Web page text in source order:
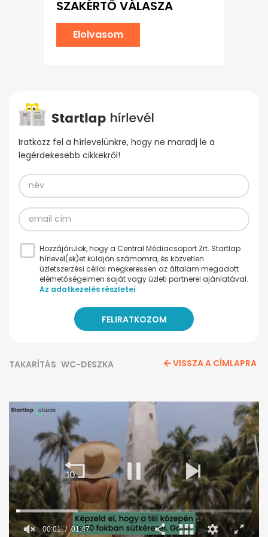
SZAKÉRTŐ VÁLASZA
Elolvasom
Iratkozz fel a hírlevelünkre, hogy ne maradj le a
legérdekesebb cikkekről!
Hozzájárulok, hogy a Central Médiacsoport Zrt. Startlap
hírlevel(ek)et küldjön számomra, és közvetlen
üzletszerzési céllal megkeressen az általam megadott
elérhetőségeimen saját vagy üzleti partnerei ajánlatával.
Az adatkezelés részletei
TAKARÍTÁS WC-DESZKA VISSZA A CÍMLAPRA
00:02 01:47